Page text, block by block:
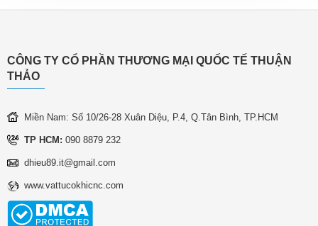
CÔNG TY CỔ PHẦN THƯƠNG MẠI QUỐC TẾ THUẬN
THẢO
Miền Nam: Số 10/26-28 Xuân Diệu, P.4, Q.Tân Bình, TP.HCM
TP HCM: 090 8879 232
dhieu89.it@gmail.com
www.vattucokhicnc.com